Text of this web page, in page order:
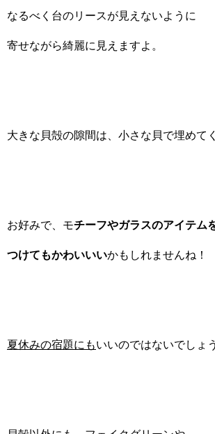
なるべく台のリースが見えないように
寄せながら綺麗に見えますよ。
大きな貝殻の隙間は、小さな貝で埋めて
お好みで、モチーフやガラスのアイテム
つけてもかわいいいかもしれませんね！
夏休みの宿題にもいいのではないでしょ